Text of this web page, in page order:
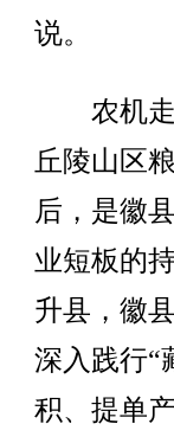
说。
农机走
丘陵山区
后，是徽
业短板的
升县，徽
深入践行“
积、提单